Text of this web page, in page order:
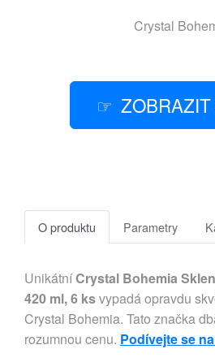
Crystal
O produktu Parametry
UnikátníCrystal Bohemia
420 ml, 6 ksvypadá opravdu
Crystal Bohemia. Tato značka
rozumnou cenu. Podívejte se